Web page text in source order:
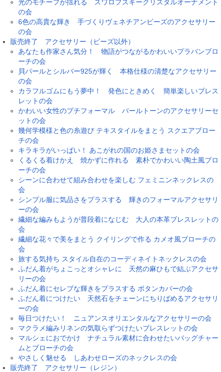
光のモチーフが揺れる スワロフスキークリスタルオーナメント
の会
6色の高貴な輝き 手づくりヴェネチアンビーズのアクセサリー
の会
販売終了 アクセサリー（ビーズ以外）
あなたも作家さん気分！ 物語がつながるかわいいプラバンブロ
ーチの会
貝パールとシルバー925が輝く 本格仕様の清楚なアクセサリー
の会
カラフルゴムにもう夢中！ 発色にときめく 簡単楽しいブレス
レットの会
かわいい女性のプチフォーマル パールトーンのアクセサリーセ
ットの会
幾何学模様と色の糸遊び テキスタイルをまとう スクエアブロー
チの会
キラキラがいっぱい！ あこがれの国のお姫さまセットの会
くるくる着けかえ 焼かずに作れる 素朴でかわいい陶土風ブロ
ーチの会
シーンに合わせて組み合わせを楽しむ フェミニンネックレスの
会
シンプル服に気品さをプラスする 輝きのフォーマルアクセサリ
ーの会
繊細な編みもようが普段着になじむ 大人の本革ブレスレットの
会
繊細な花々で美をまとう クイリングで作る カメオ風ブローチの
会
旅する気持ち スタイル自在のコーディネイトネックレスの会
ふだん着がちょこっとオシャレに 天然の麻ひもで結ぶアクセサ
リーの会
ふだん着にセレブな輝きをプラスする ボタンカバーの会
ふだん着につけたい 天然石をチェーンにちりばめるアクセサリ
ーの会
毎日つけたい！ ニュアンスオリエンタルなアクセサリーの会
マクラメ編みリネンの気取らずつけたいブレスレットの会
マルシェにおでかけ ナチュラル素材に合わせたいバッグチャー
ムとブローチの会
やさしく魅せる しあわせローズのネックレスの会
販売終了 アクセサリー（レジン）